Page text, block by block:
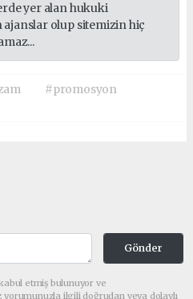
yer alan hukuki
olup sitemizin hiç
#promosyon
Gönder
etmiş bulunuyor ve
yorumunuzla ilgili doğrudan veya dolaylı